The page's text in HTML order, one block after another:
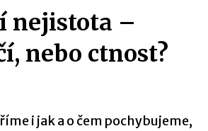
nejistota –
nebo ctnost?
i jak a o čem pochybujeme,